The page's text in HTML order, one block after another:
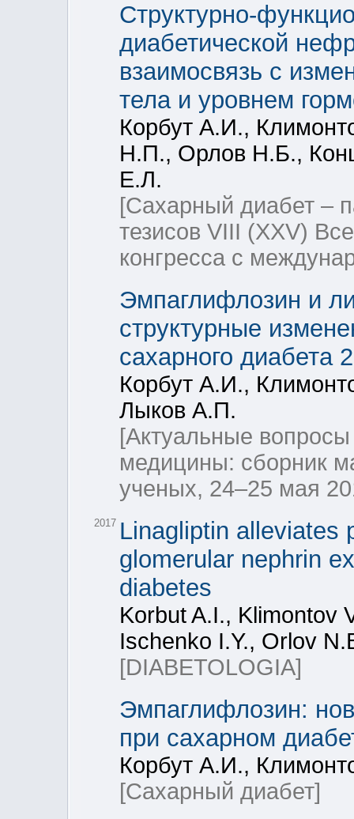
Структурно-
диабетической
взаимосвязь с
тела и уровнем
Корбут А.И.,
Н.П., Орлов Н.Б.,
Е.Л.
[Сахарный диабет –
тезисов VIII (XXV)
конгресса с
Эмпаглифлозин и
структурные
сахарного диабета
Корбут А.И.,
Лыков А.П.
[Актуальные
медицины: сборник
ученых, 24–25 мая
2017 Linagliptin alleviates
glomerular nephrin
diabetes
Korbut A.I., Klimontov
Ischenko I.Y., Orlov
[DIABETOLOGIA]
Эмпаглифлозин:
при сахарном
Корбут А.И.,
[Сахарный диабет]